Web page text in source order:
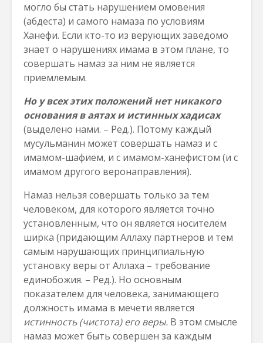
могло бы стать нарушением омовения
(абдеста) и самого намаза по условиям
Ханефи. Если кто-то из верующих заведомо
знает о нарушениях имама в этом плане, то
совершать намаз за ним не является
приемлемым.
Но у всех этих положений нет никакого
основания в аятах и истинных хадисах
(выделено нами. – Ред.). Потому каждый
мусульманин может совершать намаз и с
имамом-шафием, и с имамом-ханефистом (и с
имамом другого веронаправления).
Намаз нельзя совершать только за тем
человеком, для которого является точно
установленным, что он является носителем
ширка (придающим Аллаху партнеров и тем
самым нарушающих принципиальную
установку веры от Аллаха – требование
единобожия. – Ред.). Но основным
показателем для человека, занимающего
должность имама в мечети является
истинность (чистота) его веры. В этом смысле
намаз может быть совершен за каждым